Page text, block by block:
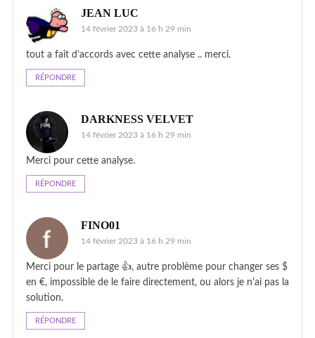
JEAN LUC
14 février 2023 à 16 h 29 min
tout a fait d’accords avec cette analyse .. merci.
RÉPONDRE
DARKNESS VELVET
14 février 2023 à 16 h 29 min
Merci pour cette analyse.
RÉPONDRE
FINO01
14 février 2023 à 16 h 29 min
Merci pour le partage 👍, autre problème pour changer ses $
en €, impossible de le faire directement, ou alors je n'ai pas la
solution.
RÉPONDRE